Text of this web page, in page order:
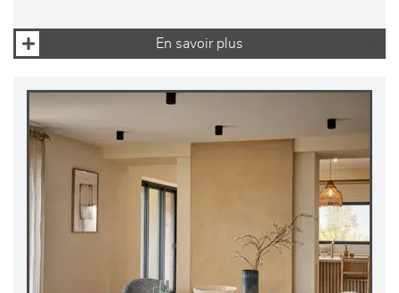
En savoir plus